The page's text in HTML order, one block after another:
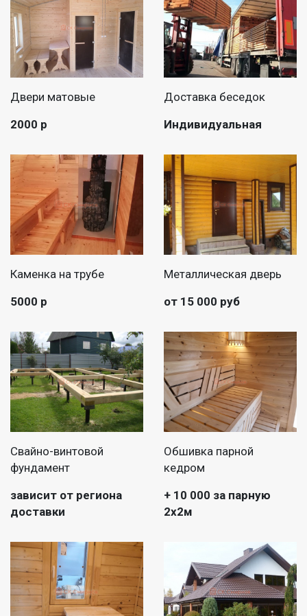
Двери матовые
2000 р
Доставка беседок
Индивидуальная
Каменка на трубе
5000 р
Металлическая дверь
от 15 000 руб
Свайно-винтовой
фундамент
зависит от региона
доставки
Обшивка парной
кедром
+ 10 000 за парную
2х2м